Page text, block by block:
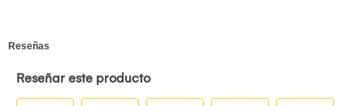
también puede proteger la bomba y hacer que tenga una
?Potente motor de cobre puro? La batería de la mini